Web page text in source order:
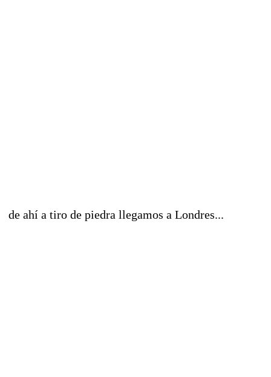
de ahí a tiro de piedra llegamos a Londres...